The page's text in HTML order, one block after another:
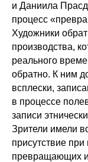
и Даниила
процесс
Художники
производства,
реального
обратно. К ним
всплески,
в процессе
записи
Зрители имели
присутствие
превращающих